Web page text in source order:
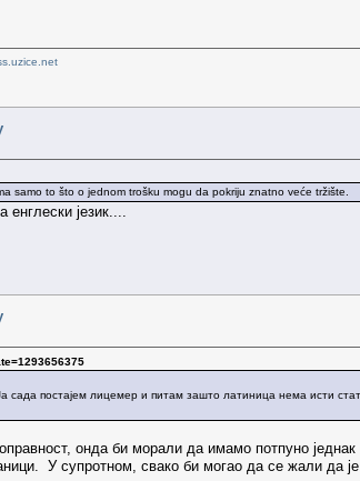
samo to što o jednom trošku mogu da pokriju znatno veće tržište.
језик....
сада постајем лицемер и питам зашто латиница нема исти
онда би морали да имамо потпуно
У супротном, свако би могао да се жали да